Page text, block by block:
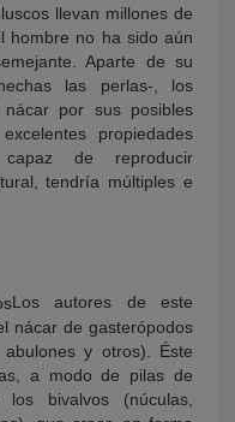
llevan millones de
hombre no ha sido aún
Aparte de su
las perlas-, los
por sus posibles
propiedades
de reproducir
tendría múltiples e
Los autores de este
nácar de gasterópodos
y otros). Éste
a modo de pilas de
bivalvos (núculas,